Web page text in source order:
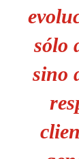
sólo
sino